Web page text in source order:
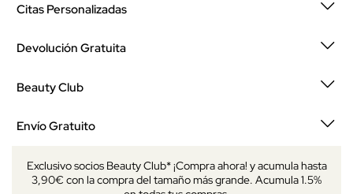
Citas Personalizadas
Devolución Gratuita
Beauty Club
Envío Gratuito
Exclusivo socios Beauty Club* ¡Compra ahora! y acumula hasta
3,90€ con la compra del tamaño más grande. Acumula 1.5%